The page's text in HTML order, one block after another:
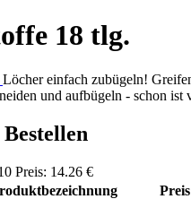
18 tlg.
Löcher einfach zubügeln!
und aufbügeln - schon
Preis: 14.26 €
Preis